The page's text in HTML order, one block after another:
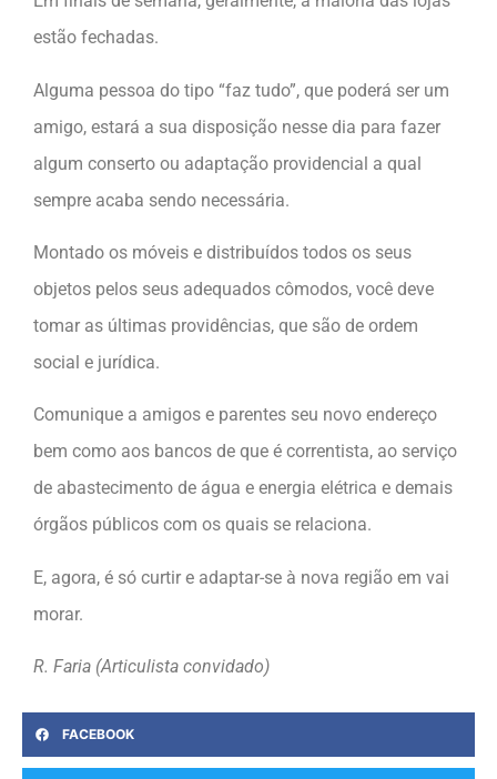
estão fechadas.
Alguma pessoa do tipo “faz tudo”, que poderá ser um
amigo, estará a sua disposição nesse dia para fazer
algum conserto ou adaptação providencial a qual
sempre acaba sendo necessária.
Montado os móveis e distribuídos todos os seus
objetos pelos seus adequados cômodos, você deve
tomar as últimas providências, que são de ordem
social e jurídica.
Comunique a amigos e parentes seu novo endereço
bem como aos bancos de que é correntista, ao serviço
de abastecimento de água e energia elétrica e demais
órgãos públicos com os quais se relaciona.
E, agora, é só curtir e adaptar-se à nova região em vai
morar.
R. Faria (Articulista convidado)
FACEBOOK